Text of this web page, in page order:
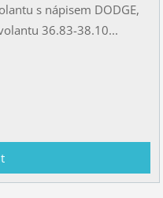
s nápisem DODGE,
36.83-38.10...